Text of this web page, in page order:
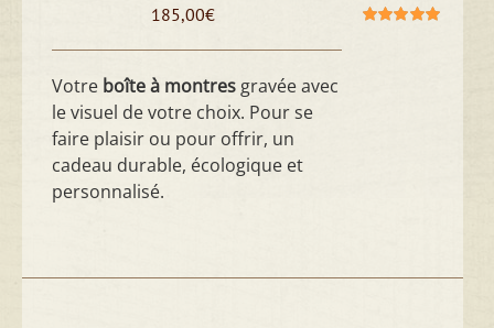
185,00€
Votre boîte à montres gravée avec
le visuel de votre choix. Pour se
faire plaisir ou pour offrir, un
cadeau durable, écologique et
personnalisé.